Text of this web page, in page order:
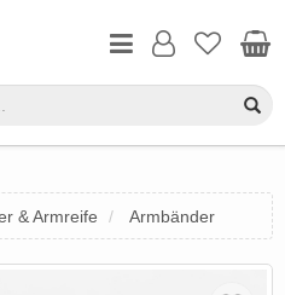
& Armreife Armbänder